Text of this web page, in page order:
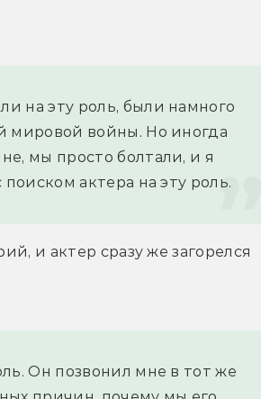
на эту роль, были намного
мировой войны. Но иногда
мы просто болтали, и я
актера на эту роль.
и актер сразу же загорелся
Он позвонил мне в тот же